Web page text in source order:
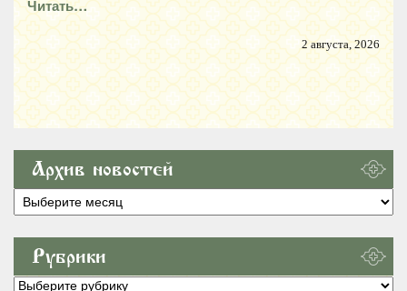
Читать…
2 августа, 2026
Архив новостей
Архив
новостей
Рубрики
Рубрики